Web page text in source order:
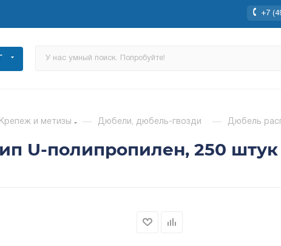
+7
Крепеж и метизы — Дюбели, дюбель-гвозди — Дюбель
U-полипропилен, 250 штук